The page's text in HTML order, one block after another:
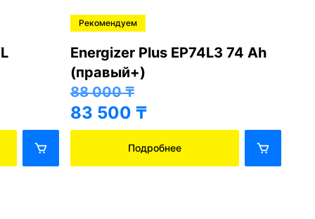
Рекомендуем
Energizer Plus EP74L3 74 Ah
(правый+)
88 000₸
83 500 ₸
Подробнее